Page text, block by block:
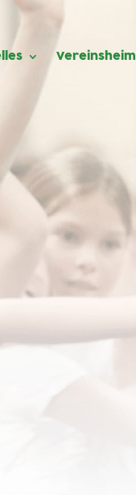
Vereinsheim